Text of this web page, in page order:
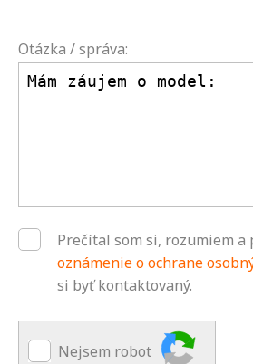
Otázka / správa:
Prečítal som si, rozumiem a
oznámenie o ochrane
si byť kontaktovaný.
Nejsem robot